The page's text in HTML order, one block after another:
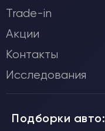
Trade-in
Акции
Контакты
Исследования
Подборки авто: